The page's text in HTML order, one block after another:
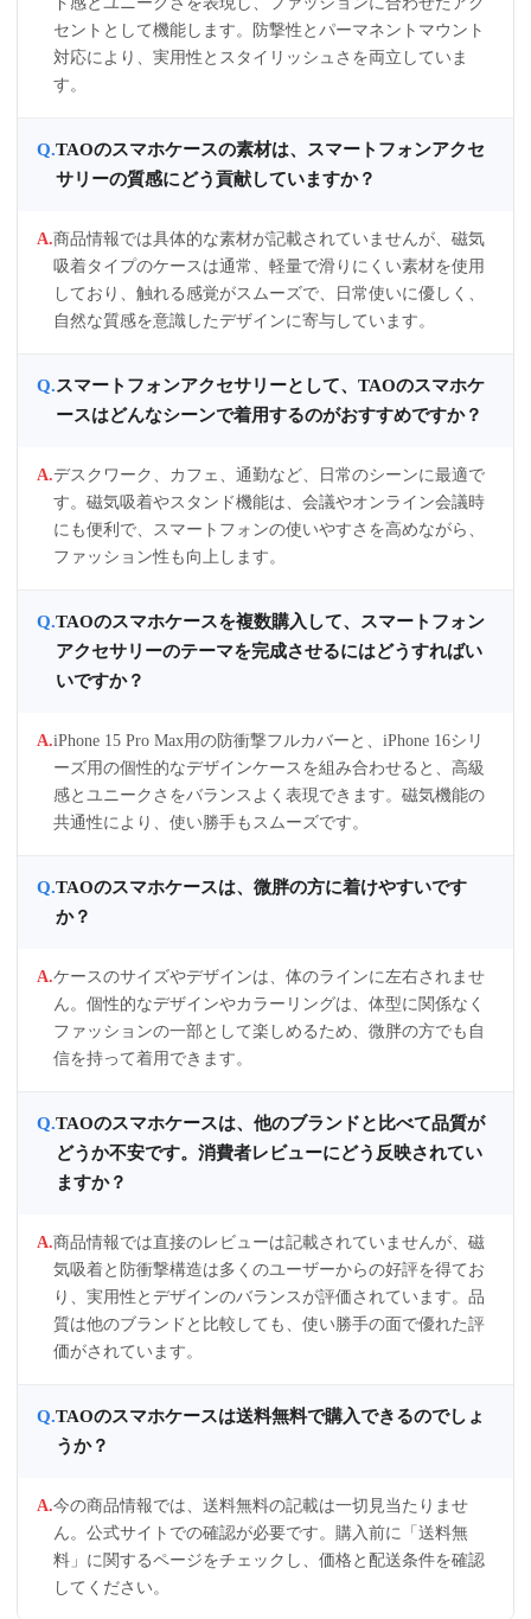
セントとして機能します。防撃性とパーマネントマウント
対応により、実用性とスタイリッシュさを両立していま
す。
TAOのスマホケースの素材は、スマートフォンアクセ
サリーの質感にどう貢献していますか？
商品情報では具体的な素材が記載されていませんが、磁気
吸着タイプのケースは通常、軽量で滑りにくい素材を使用
しており、触れる感覚がスムーズで、日常使いに優しく、
自然な質感を意識したデザインに寄与しています。
スマートフォンアクセサリーとして、TAOのスマホケ
ースはどんなシーンで着用するのがおすすめですか？
デスクワーク、カフェ、通勤など、日常のシーンに最適で
す。磁気吸着やスタンド機能は、会議やオンライン会議時
にも便利で、スマートフォンの使いやすさを高めながら、
ファッション性も向上します。
TAOのスマホケースを複数購入して、スマートフォン
アクセサリーのテーマを完成させるにはどうすればい
いですか？
iPhone 15 Pro Max用の防衝撃フルカバーと、iPhone 16シリ
ーズ用の個性的なデザインケースを組み合わせると、高級
感とユニークさをバランスよく表現できます。磁気機能の
共通性により、使い勝手もスムーズです。
TAOのスマホケースは、微胖の方に着けやすいです
か？
ケースのサイズやデザインは、体のラインに左右されませ
ん。個性的なデザインやカラーリングは、体型に関係なく
ファッションの一部として楽しめるため、微胖の方でも自
信を持って着用できます。
TAOのスマホケースは、他のブランドと比べて品質が
どうか不安です。消費者レビューにどう反映されてい
ますか？
商品情報では直接のレビューは記載されていませんが、磁
気吸着と防衝撃構造は多くのユーザーからの好評を得てお
り、実用性とデザインのバランスが評価されています。品
質は他のブランドと比較しても、使い勝手の面で優れた評
価がされています。
TAOのスマホケースは送料無料で購入できるのでしょ
うか？
今の商品情報では、送料無料の記載は一切見当たりませ
ん。公式サイトでの確認が必要です。購入前に「送料無
料」に関するページをチェックし、価格と配送条件を確認
してください。